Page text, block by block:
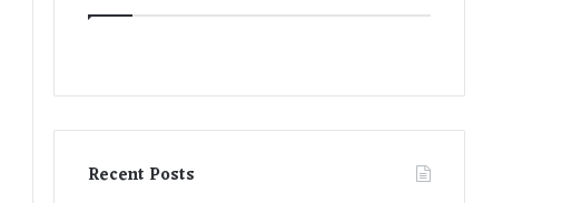
Recent Posts